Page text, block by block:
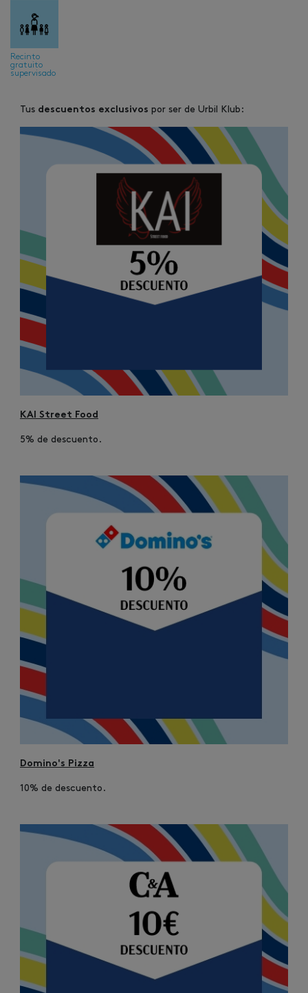
Image
Recinto
gratuito
supervisado
Tus descuentos exclusivos por ser de Urbil Klub:
Image
KAI Street Food
5% de descuento.
Image
Domino's Pizza
10% de descuento.
Image